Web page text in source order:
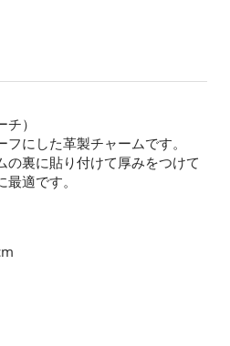
）
にした革製チャームです。
の裏に貼り付けて厚みをつけて
適です。